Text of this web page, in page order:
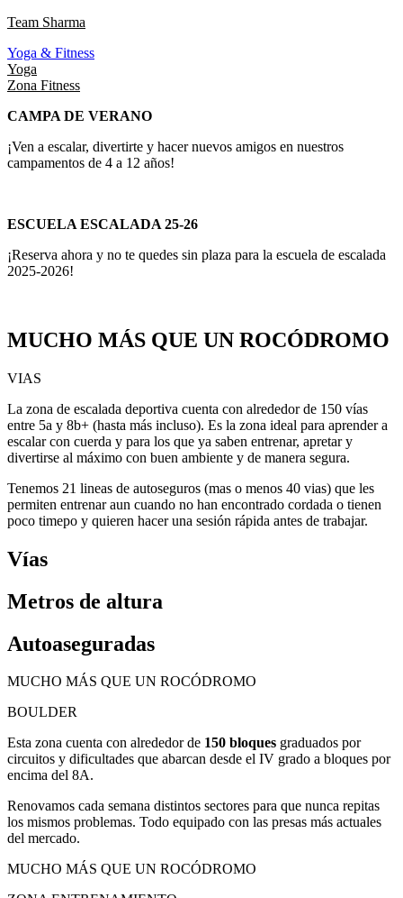
Team Sharma
Yoga & Fitness
Yoga
Zona Fitness
CAMPA DE VERANO
¡Ven a escalar, divertirte y hacer nuevos amigos en nuestros
campamentos de 4 a 12 años!
ESCUELA ESCALADA 25-26
¡Reserva ahora y no te quedes sin plaza para la escuela de escalada
2025-2026!
MUCHO MÁS QUE UN ROCÓDROMO
VIAS
La zona de escalada deportiva cuenta con alrededor de 150 vías
entre 5a y 8b+ (hasta más incluso). Es la zona ideal para aprender a
escalar con cuerda y para los que ya saben entrenar, apretar y
divertirse al máximo con buen ambiente y de manera segura.
Tenemos 21 lineas de autoseguros (mas o menos 40 vias) que les
permiten entrenar aun cuando no han encontrado cordada o tienen
poco timepo y quieren hacer una sesión rápida antes de trabajar.
Vías
Metros de altura
Autoaseguradas
MUCHO MÁS QUE UN ROCÓDROMO
BOULDER
Esta zona cuenta con alrededor de 150 bloques graduados por
circuitos y dificultades que abarcan desde el IV grado a bloques por
encima del 8A.
Renovamos cada semana distintos sectores para que nunca repitas
los mismos problemas. Todo equipado con las presas más actuales
del mercado.
MUCHO MÁS QUE UN ROCÓDROMO